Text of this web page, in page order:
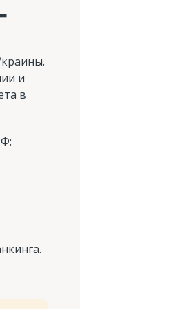
и
в